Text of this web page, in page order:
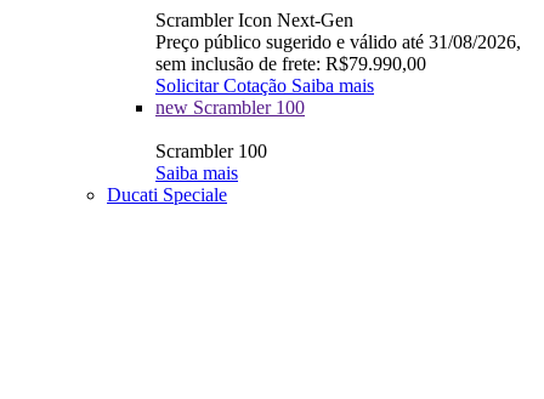
Scrambler Icon Next-Gen
Preço público sugerido e válido até 31/08/2026,
sem inclusão de frete: R$79.990,00
Solicitar Cotação Saiba mais
new Scrambler 100
Scrambler 100
Saiba mais
Ducati Speciale